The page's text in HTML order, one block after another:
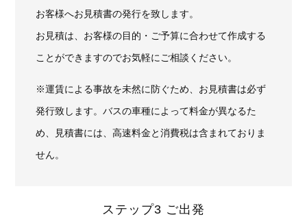
お客様へお見積書の発行を致します。
お見積は、お客様の目的・ご予算に合わせて作成する
ことができますのでお気軽にご相談ください。
※運賃による事故を未然に防ぐため、お見積書は必ず
発行致します。バスの車種によって料金が異なるた
め、見積書には、高速料金と消費税は含まれておりま
せん。
ステップ3 ご出発